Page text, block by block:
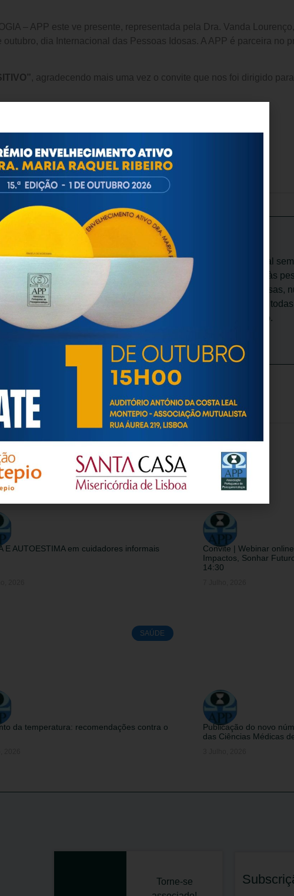
– APP este ve presente, representada pela Dra. Vanda
dia Internacional das Pessoas Idosas. A APP é parceira no
, agradecendo mais uma vez o convite que nos foi dirigido
premio-bpi-seniores
de Psicogerontologia
APP, Instituição Particular de Solidariedade Social
biopsicológicas e sociais inerentes ao envelhecimento e às
saúde, autonomia, participação e segurança das pessoas idosas,
intergeracional, e de uma sociedade mais inclusiva para
negativos relativamente à idade e ao envelhecimento.
ARTIGOS / INFORMAÇÕES / ATUALIDADE
E AUTOESTIMA em cuidadores informais
Convite | Webinar
Impactos, Sonhar
14:30
SAÚDE
da temperatura: recomendações contra o
Publicação do novo
das Ciências Médicas
Torne-se